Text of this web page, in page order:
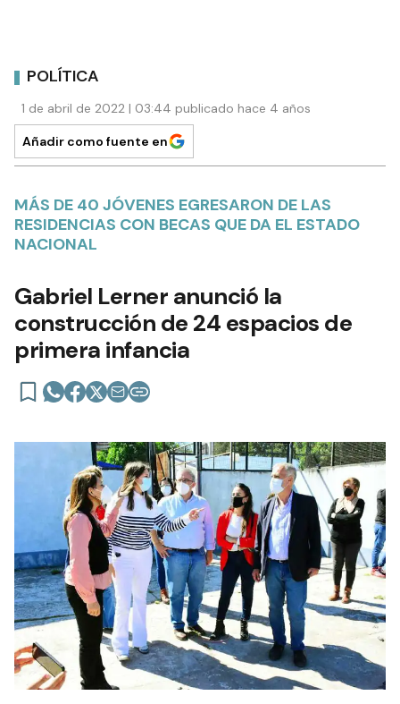
POLÍTICA
1 de abril de 2022 | 03:44 publicado hace 4 años
Añadir como fuente en
MÁS DE 40 JÓVENES EGRESARON DE LAS
RESIDENCIAS CON BECAS QUE DA EL ESTADO
NACIONAL
Gabriel Lerner anunció la
construcción de 24 espacios de
primera infancia